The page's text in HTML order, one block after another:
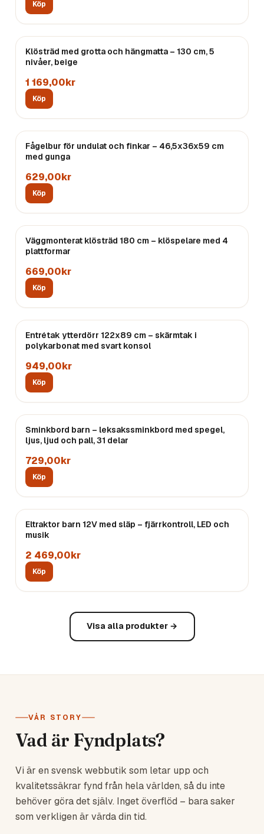
Köp
Klösträd med grotta och hängmatta – 130 cm, 5
nivåer, beige
1 169,00kr
Köp
Fågelbur för undulat och finkar – 46,5x36x59 cm
med gunga
629,00kr
Köp
Väggmonterat klösträd 180 cm – klöspelare med 4
plattformar
669,00kr
Köp
Entrétak ytterdörr 122x89 cm – skärmtak i
polykarbonat med svart konsol
949,00kr
Köp
Sminkbord barn – leksakssminkbord med spegel,
ljus, ljud och pall, 31 delar
729,00kr
Köp
Eltraktor barn 12V med släp – fjärrkontroll, LED och
musik
2 469,00kr
Köp
Visa alla produkter →
VÅR STORY
Vad är Fyndplats?
Vi är en svensk webbutik som letar upp och
kvalitetssäkrar fynd från hela världen, så du inte
behöver göra det själv. Inget överflöd – bara saker
som verkligen är värda din tid.